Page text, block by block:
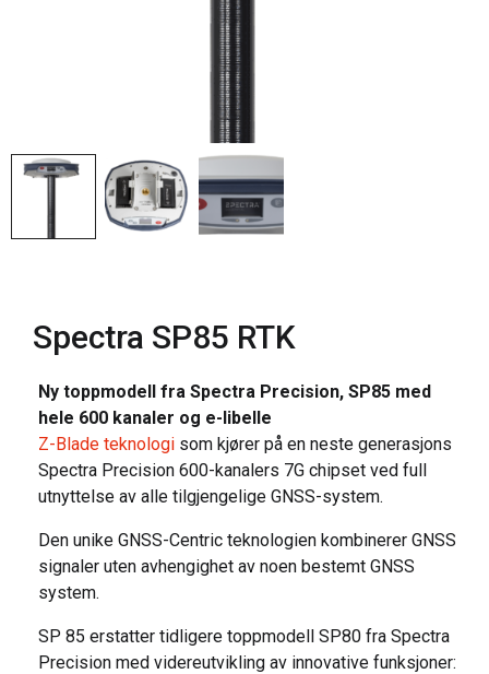
Spectra SP85 RTK
Ny toppmodell fra Spectra Precision, SP85 med
hele 600 kanaler og e-libelle
Z-Blade teknologi som kjører på en neste generasjons
Spectra Precision 600-kanalers 7G chipset ved full
utnyttelse av alle tilgjengelige GNSS-system.
Den unike GNSS-Centric teknologien kombinerer GNSS
signaler uten avhengighet av noen bestemt GNSS
system.
SP 85 erstatter tidligere toppmodell SP80 fra Spectra
Precision med videreutvikling av innovative funksjoner: